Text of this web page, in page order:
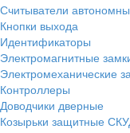
Считыватели
Кнопки выхода
Идентификаторы
Электромагнитные
Электромеханические
Контроллеры
Доводчики дверные
Козырьки защитные